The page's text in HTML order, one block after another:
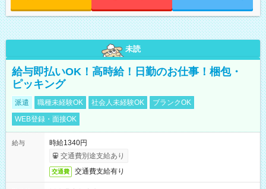
未読
給与即払いOK！高時給！日勤のお仕事！梱包・
ピッキング
派遣 職種未経験OK 社会人未経験OK
ブランクOK
WEB登録・面接OK
給与
時給1340円
交通費別途支給あり
交通費 交通費支給有り